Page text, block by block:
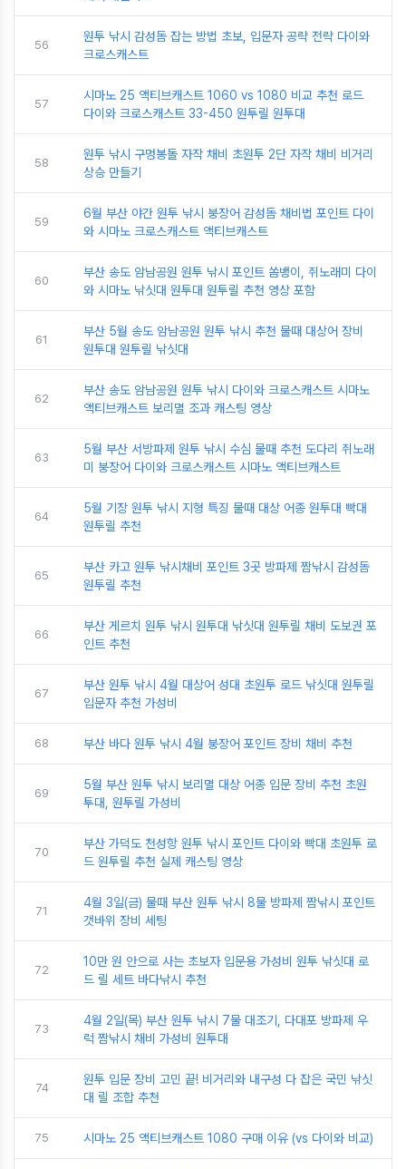
56
원투 낚시 감성돔 잡는 방법 초보, 입문자 공략 전략 다이와
크로스캐스트
57
시마노 25 액티브캐스트 1060 vs 1080 비교 추천 로드
다이와 크로스캐스트 33-450 원투릴 원투대
58
원투 낚시 구멍봉돌 자작 채비 초원투 2단 자작 채비 비거리
상승 만들기
59
6월 부산 야간 원투 낚시 붕장어 감성돔 채비법 포인트 다이
와 시마노 크로스캐스트 액티브캐스트
60
부산 송도 암남공원 원투 낚시 포인트 쏨뱅이, 쥐노래미 다이
와 시마노 낚싯대 원투대 원투릴 추천 영상 포함
61
부산 5월 송도 암남공원 원투 낚시 추천 물때 대상어 장비
원투대 원투릴 낚싯대
62
부산 송도 암남공원 원투 낚시 다이와 크로스캐스트 시마노
액티브캐스트 보리멸 조과 캐스팅 영상
63
5월 부산 서방파제 원투 낚시 수심 물때 추천 도다리 쥐노래
미 붕장어 다이와 크로스캐스트 시마노 액티브캐스트
64
5월 기장 원투 낚시 지형 특징 물때 대상 어종 원투대 빡대
원투릴 추천
65
부산 카고 원투 낚시채비 포인트 3곳 방파제 짬낚시 감성돔
원투릴 추천
66
부산 게르치 원투 낚시 원투대 낚싯대 원투릴 채비 도보권 포
인트 추천
67
부산 원투 낚시 4월 대상어 성대 초원투 로드 낚싯대 원투릴
입문자 추천 가성비
68 부산 바다 원투 낚시 4월 붕장어 포인트 장비 채비 추천
69
5월 부산 원투 낚시 보리멸 대상 어종 입문 장비 추천 초원
투대, 원투릴 가성비
70
부산 가덕도 천성항 원투 낚시 포인트 다이와 빡대 초원투 로
드 원투릴 추천 실제 캐스팅 영상
71
4월 3일(금) 물때 부산 원투 낚시 8물 방파제 짬낚시 포인트
갯바위 장비 세팅
72
10만 원 안으로 사는 초보자 입문용 가성비 원투 낚싯대 로
드 릴 세트 바다낚시 추천
73
4월 2일(목) 부산 원투 낚시 7물 대조기, 다대포 방파제 우
럭 짬낚시 채비 가성비 원투대
74
원투 입문 장비 고민 끝! 비거리와 내구성 다 잡은 국민 낚싯
대 릴 조합 추천
75 시마노 25 액티브캐스트 1080 구매 이유 (vs 다이와 비교)